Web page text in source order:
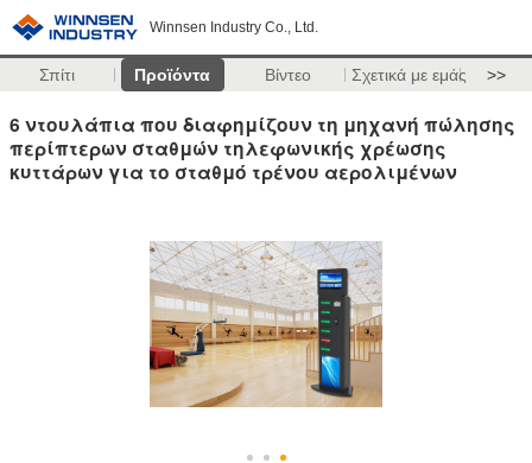
Winnsen Industry Co., Ltd.
Σπίτι Προϊόντα Βίντεο Σχετικά με εμάς >>
6 ντουλάπια που διαφημίζουν τη μηχανή πώλησης
περίπτερων σταθμών τηλεφωνικής χρέωσης
κυττάρων για το σταθμό τρένου αερολιμένων